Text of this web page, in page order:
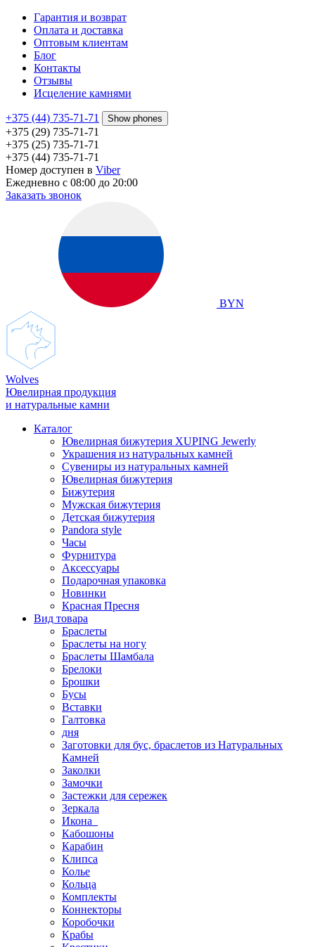
Гарантия и возврат
Оплата и доставка
Оптовым клиентам
Блог
Контакты
Отзывы
Исцеление камнями
+375 (44) 735-71-71 Show phones
+375 (29) 735-71-71
+375 (25) 735-71-71
+375 (44) 735-71-71
Номер доступен в Viber
Ежедневно с 08:00 до 20:00
Заказать звонок
BYN
Wolves
Ювелирная продукция
и натуральные камни
Каталог
Ювелирная бижутерия XUPING Jewerly
Украшения из натуральных камней
Сувениры из натуральных камней
Ювелирная бижутерия
Бижутерия
Мужская бижутерия
Детская бижутерия
Pandora style
Часы
Фурнитура
Аксеcсуары
Подарочная упаковка
Новинки
Красная Пресня
Вид товара
Браслеты
Браслеты на ногу
Браслеты Шамбала
Брелоки
Брошки
Бусы
Вставки
Галтовка
дня
Заготовки для бус, браслетов из Натуральных
Камней
Заколки
Замочки
Застежки для сережек
Зеркала
Икона
Кабошоны
Карабин
Клипса
Колье
Кольца
Комплекты
Коннекторы
Коробочки
Крабы